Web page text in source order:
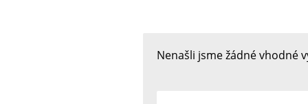
Nenašli jsme žádné vhodné